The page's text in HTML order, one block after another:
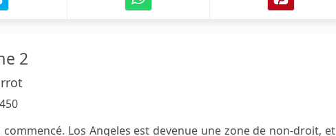
2
450
commencé. Los Angeles est devenue une zone de non-droit, et